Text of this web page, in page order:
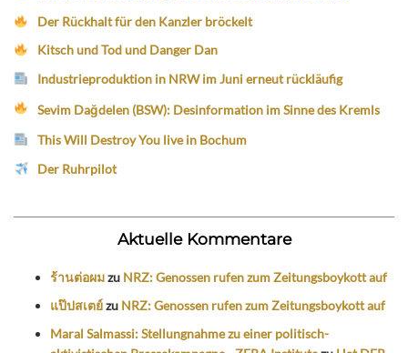
Der Rückhalt für den Kanzler bröckelt
Kitsch und Tod und Danger Dan
Industrieproduktion in NRW im Juni erneut rückläufig
Sevim Dağdelen (BSW): Desinformation im Sinne des Kremls
This Will Destroy You live in Bochum
Der Ruhrpilot
Aktuelle Kommentare
ร้านต่อผมzu NRZ: Genossen rufen zum Zeitungsboykott auf
แป๊ปสเตย์zu NRZ: Genossen rufen zum Zeitungsboykott auf
Maral Salmassi: Stellungnahme zu einer politisch-